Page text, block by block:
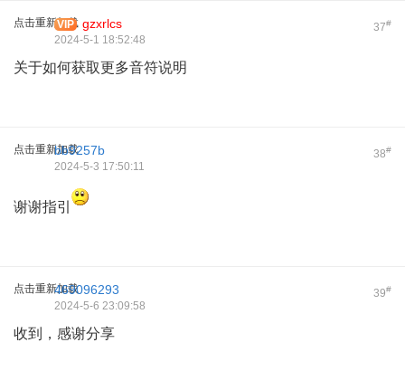
点击重新加载 37#
VIP gzxrlcs
2024-5-1 18:52:48
关于如何获取更多音符说明
点击重新加载 38#
bb9257b
2024-5-3 17:50:11
谢谢指引
点击重新加载 39#
469096293
2024-5-6 23:09:58
收到，感谢分享